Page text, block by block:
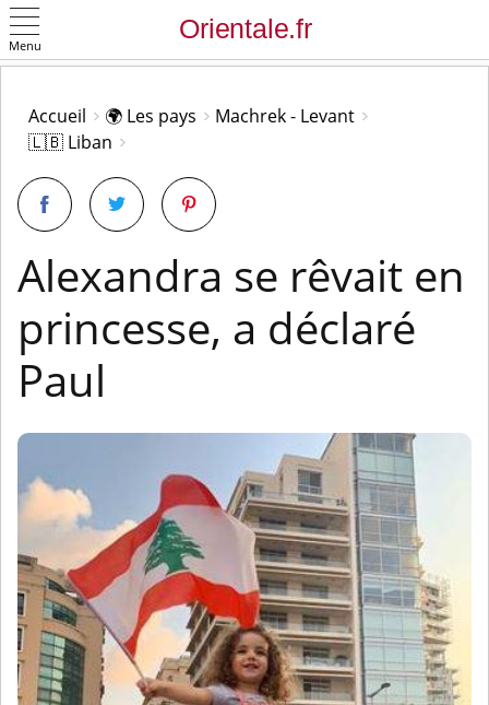
Menu
Accueil 🌍 Les pays
Machrek - Levant
🇱🇧 Liban
Alexandra se rêvait en
princesse, a déclaré
Paul